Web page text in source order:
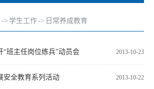
-> 学生工作-> 日常养成教育
2013-10-23
“班主任岗位练兵”动员会
2013-10-22
安全教育系列活动